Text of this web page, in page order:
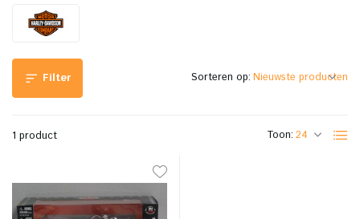
Filter
1 product Toon:
Sorteren op: